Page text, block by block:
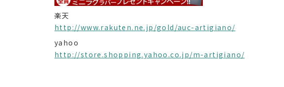
楽天
http://www.rakuten.ne.jp/gold/auc-artigiano/
yahoo
http://store.shopping.yahoo.co.jp/m-artigiano/